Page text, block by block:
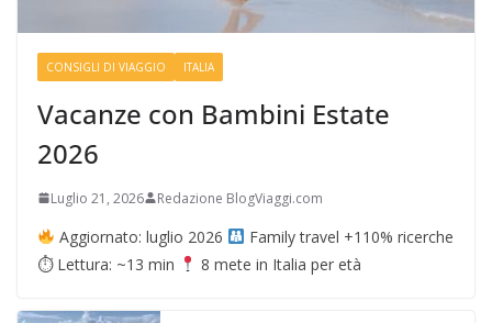
CONSIGLI DI VIAGGIO ITALIA
Vacanze con Bambini Estate
2026
Luglio 21, 2026 Redazione BlogViaggi.com
Aggiornato: luglio 2026
Family travel +110% ricerche
⏱ Lettura: ~13 min
8 mete in Italia per età